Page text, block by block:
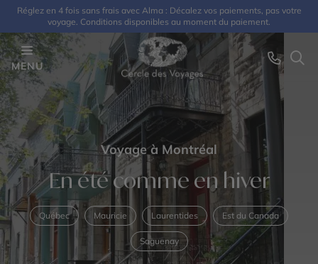
Réglez en 4 fois sans frais avec Alma : Décalez vos paiements, pas votre
voyage. Conditions disponibles au moment du paiement.
MENU
Voyage à Montréal
En été comme en hiver
Québec Mauricie Laurentides Est du Canada
Saguenay